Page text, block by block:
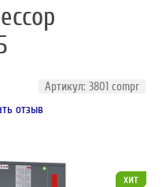
Артикул: 3801 compr
отзыв
хит